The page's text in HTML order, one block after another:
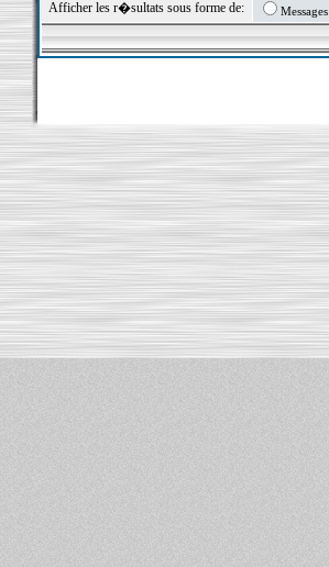
Afficher les r�sultats sous forme de: Messages